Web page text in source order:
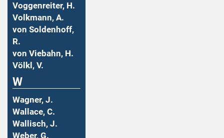
Voggenreiter, H.
Volkmann, A.
von Soldenhoff,
R.
von Viebahn, H.
Völkl, V.
W
Wagner, J.
Wallace, C.
Wallisch, J.
Weber, G.